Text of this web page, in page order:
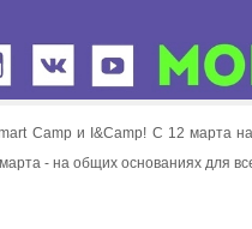
Camp и I&Camp! С 12 марта
- на общих основаниях для